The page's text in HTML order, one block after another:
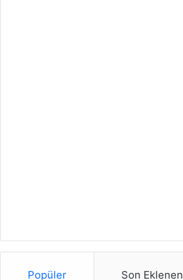
Popüler Son Eklenen